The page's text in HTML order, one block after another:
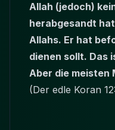
Allah (jedoch)
herabgesandt
Allahs. Er hat
dienen sollt. Das
Aber die meisten
(Der edle Koran